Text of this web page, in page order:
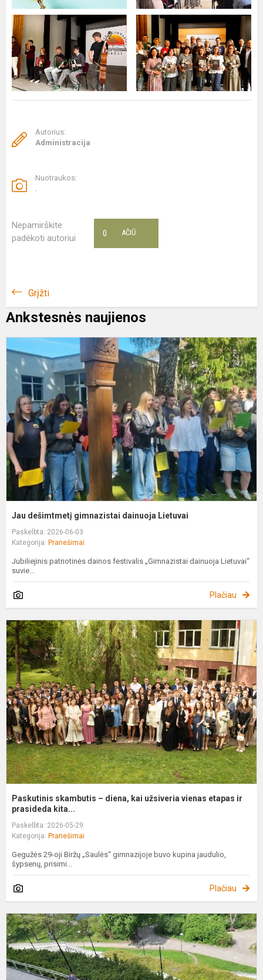
Autorius:
Administracija
Nuotraukos:
.
Nepamirškite
padėkoti autoriui
AČIŪ
0
Grįžti
Ankstesnės naujienos
Jau dešimtmetį gimnazistai dainuoja Lietuvai
Paskelbta: 2026-06-03
Kategorija: Pranešimai
Jubiliejinis patriotinės dainos festivalis „Gimnazistai dainuoja Lietuvai“
suvie...
Plačiau
Paskutinis skambutis – diena, kai užsiveria vienas etapas ir
prasideda kita...
Paskelbta: 2026-05-29
Kategorija: Pranešimai
Gegužės 29-oji Biržų „Saulės“ gimnazijoje buvo kupina jaudulio,
šypsenų, prisimi...
Plačiau